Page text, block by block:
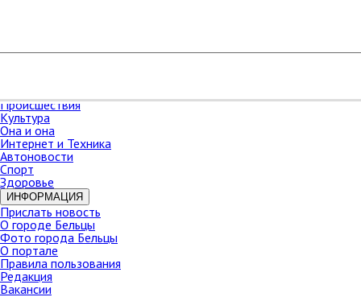
В мире
Происшествия
Культура
Она и она
Интернет и Техника
Автоновости
Спорт
Здоровье
ИНФОРМАЦИЯ
Прислать новость
О городе Бельцы
Фото города Бельцы
О портале
Правила пользования
Редакция
Вакансии